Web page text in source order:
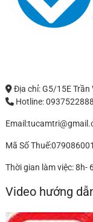
Địa chỉ: G5/15E Trần
Hotline:
Mã Số
Thời gian làm việc: 8h-
Video hướng